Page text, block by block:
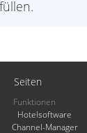
Seiten
Funktionen
Hotelsoftware
Channel-Manager